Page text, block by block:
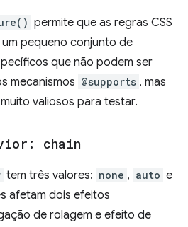
permite que as regras CSS
pequeno conjunto de
que não podem ser
mecanismos @supports , mas
valiosos para testar.
chain
tem três valores: none , auto e
afetam dois efeitos
de rolagem e efeito de